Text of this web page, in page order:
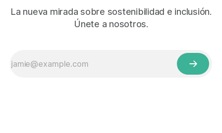
La nueva mirada sobre sostenibilidad e inclusión.
Únete a nosotros.